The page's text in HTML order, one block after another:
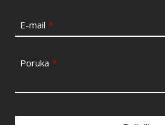
E-mail *
Poruka *